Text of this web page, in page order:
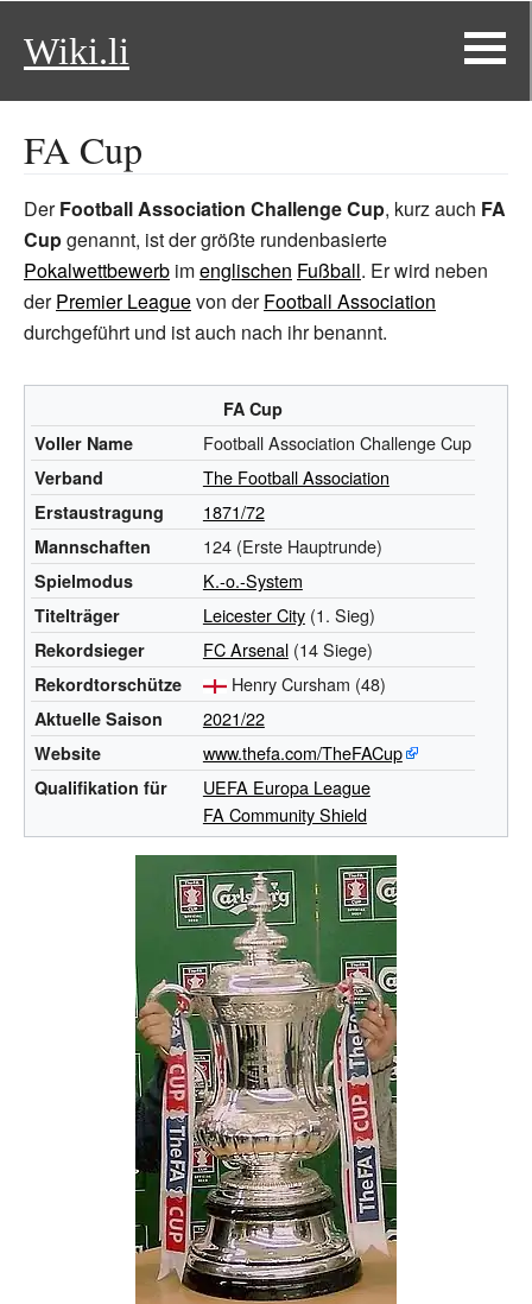
Wiki.li
FA Cup
DerFootball Association Challenge Cup, kurz auch FA
Cupgenannt, ist der größte rundenbasierte
Pokalwettbewerb imenglischen Fußball. Er wird neben
derPremier Leaguevon derFootball Association
durchgeführt und ist auch nach ihr benannt.
FA Cup
Voller Name
Football Association Challenge Cup
Verband The Football Association
Erstaustragung 1871/72
Mannschaften 124 (Erste Hauptrunde)
Spielmodus K.-o.-System
Titelträger Leicester City(1. Sieg)
Rekordsieger FC Arsenal(14 Siege)
Rekordtorschütze Henry Cursham (48)
Aktuelle Saison 2021/22
Website www.thefa.com/TheFACup
Qualifikation für
UEFA Europa League
FA Community Shield